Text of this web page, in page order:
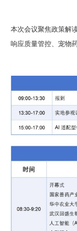
本次会议聚焦政策解
响应质量管控、宠物